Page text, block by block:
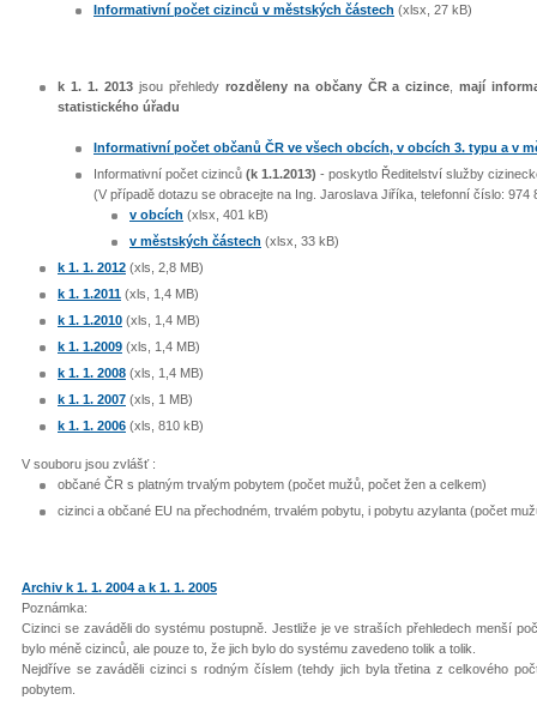
Informativní počet cizinců v městských částech (xlsx, 27 kB)
k 1. 1. 2013 jsou přehledy rozděleny na občany ČR a cizince ,mají
statistického úřadu
Informativní počet občanů ČR ve všech obcích, v obcích 3. typu a v
Informativní počet cizinců (k 1.1.2013) - poskytlo Ředitelství služby
(V případě dotazu se obracejte na Ing. Jaroslava Jiříka, telefonní číslo: 974
v obcích (xlsx, 401 kB)
v městských částech (xlsx, 33 kB)
k 1. 1. 2012 (xls, 2,8 MB)
k 1. 1.2011 (xls, 1,4 MB)
k 1. 1.2010 (xls, 1,4 MB)
k 1. 1.2009 (xls, 1,4 MB)
k 1. 1. 2008 (xls, 1,4 MB)
k 1. 1. 2007 (xls, 1 MB)
k 1. 1. 2006 (xls, 810 kB)
V souboru jsou zvlášť :
občané ČR s platným trvalým pobytem (počet mužů, počet žen a celkem)
cizinci a občané EU na přechodném, trvalém pobytu, i pobytu azylanta (počet
Archiv k 1. 1. 2004 a k 1. 1. 2005
Poznámka:
Cizinci se zaváděli do systému postupně. Jestliže je ve straších přehledech menší
bylo méně cizinců, ale pouze to, že jich bylo do systému zavedeno tolik a tolik.
Nejdříve se zaváděli cizinci s rodným číslem (tehdy jich byla třetina z celkového
pobytem.